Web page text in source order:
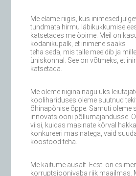
Me elame riigis, kus inimesed
tundmata hirmu läbikukkumise
katsetades me õpime. Meil on
kodanikupalk, et inimene saaks
teha seda, mis talle meeldib ja
ühiskonnal. See on võtmeks, et
katsetada.
Me oleme riigina nagu üks
koolihariduses oleme suutnud
õhinapõhise õppe. Samuti oleme
innovatsiooni põllumajandusse.
viisi, kuidas masinate kõrval
konkureeri masinatega, vaid
koostööd teha.
Me käitume ausalt. Eesti on
korruptsioonivaba riik maailmas.